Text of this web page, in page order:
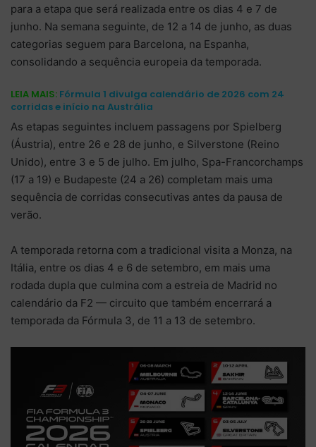
para a etapa que será realizada entre os dias 4 e 7 de
junho. Na semana seguinte, de 12 a 14 de junho, as duas
categorias seguem para Barcelona, na Espanha,
consolidando a sequência europeia da temporada.
LEIA MAIS: Fórmula 1 divulga calendário de 2026 com 24
corridas e início na Austrália
As etapas seguintes incluem passagens por Spielberg
(Áustria), entre 26 e 28 de junho, e Silverstone (Reino
Unido), entre 3 e 5 de julho. Em julho, Spa-Francorchamps
(17 a 19) e Budapeste (24 a 26) completam mais uma
sequência de corridas consecutivas antes da pausa de
verão.
A temporada retorna com a tradicional visita a Monza, na
Itália, entre os dias 4 e 6 de setembro, em mais uma
rodada dupla que culmina com a estreia de Madrid no
calendário da F2 — circuito que também encerrará a
temporada da Fórmula 3, de 11 a 13 de setembro.